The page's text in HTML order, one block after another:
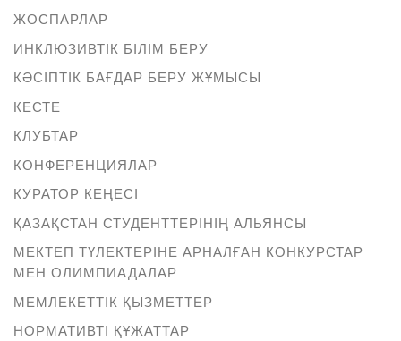
ЖОСПАРЛАР
ИНКЛЮЗИВТІК БІЛІМ БЕРУ
КӘСІПТІК БАҒДАР БЕРУ ЖҰМЫСЫ
КЕСТЕ
КЛУБТАР
КОНФЕРЕНЦИЯЛАР
КУРАТОР КЕҢЕСІ
ҚАЗАҚСТАН СТУДЕНТТЕРІНІҢ АЛЬЯНСЫ
МЕКТЕП ТҮЛЕКТЕРІНЕ АРНАЛҒАН КОНКУРСТАР
МЕН ОЛИМПИАДАЛАР
МЕМЛЕКЕТТІК ҚЫЗМЕТТЕР
НОРМАТИВТІ ҚҰЖАТТАР